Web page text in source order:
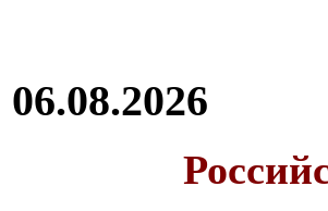
06.08.2026